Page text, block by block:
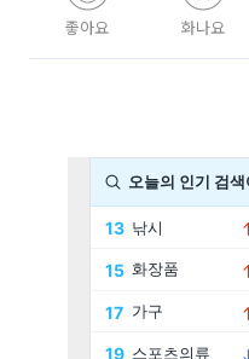
좋아요 화나요